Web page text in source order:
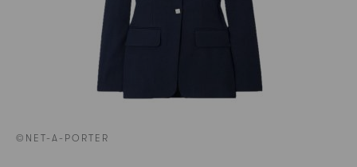
©NET-A-PORTER